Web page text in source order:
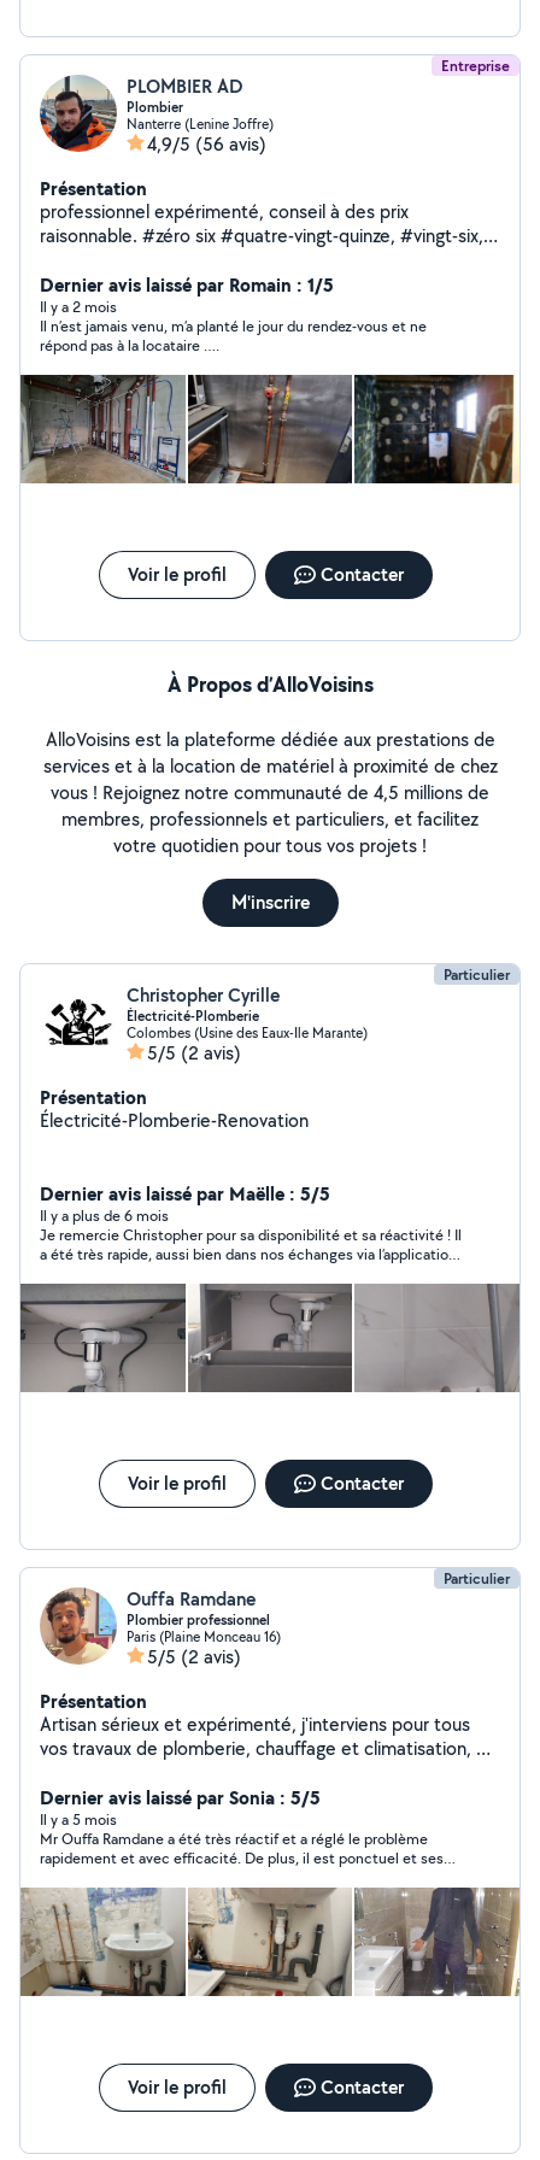
Entreprise
PLOMBIER AD
Plombier
Nanterre (Lenine Joffre)
4,9/5 (56 avis)
Présentation
professionnel expérimenté, conseil à des prix
raisonnable. #zéro six #quatre-vingt-quinze, #vingt-six, ,
Dernier avis laissé par Romain : 1/5
Il y a 2 mois
Il n’est jamais venu, m’a planté le jour du rendez-vous et ne
répond pas à la locataire ….
Voir le profil Contacter
À Propos d’AlloVoisins
AlloVoisins est la plateforme dédiée aux prestations de
services et à la location de matériel à proximité de chez
vous ! Rejoignez notre communauté de 4,5 millions de
membres, professionnels et particuliers, et facilitez
votre quotidien pour tous vos projets !
M'inscrire
Particulier
Christopher Cyrille
Électricité-Plomberie
Colombes (Usine des Eaux-Ile Marante)
5/5 (2 avis)
Présentation
Électricité-Plomberie-Renovation
Dernier avis laissé par Maëlle : 5/5
Il y a plus de 6 mois
Je remercie Christopher pour sa disponibilité et sa réactivité ! Il
a été très rapide, aussi bien dans nos échanges via l’application
davantage et a partagé son avis avant même de se déplacer. Il
n’a pas pu régler le problème jusqu’au bout, mais il m’a tout de
même fourni des pièces et m’a aidée à mieux rédiger ma
recherche. Je le recommande vivement !
Voir le profil Contacter
Particulier
Ouffa Ramdane
Plombier professionnel
Paris (Plaine Monceau 16)
5/5 (2 avis)
Présentation
Artisan sérieux et expérimenté, j'interviens pour tous
vos travaux de plomberie, chauffage et climatisation, en
Mes prestations : Installation, entretien et
remplacement de chaudières Dépose d'anciennes
chaudières Pose complète de sanitaires (WC, lavabo,
douche, baignoire) Travaux de chauffage (radiateurs,
réseaux, réglages) Installation de climatisation Pose de
cuisinière (raccordements gaz/eau si nécessaire)
Dépannage rapide et solutions durables Pourquoi me
choisir ? Travail soigné et de qualité Conseils
personnalisés Respect des délais Intervention propre et
réponds rapidement à vos demandes !
Dernier avis laissé par Sonia : 5/5
Il y a 5 mois
Mr Ouffa Ramdane a été très réactif et a réglé le problème
rapidement et avec efficacité. De plus, il est ponctuel et ses
recommande sans hésiter !
Voir le profil Contacter